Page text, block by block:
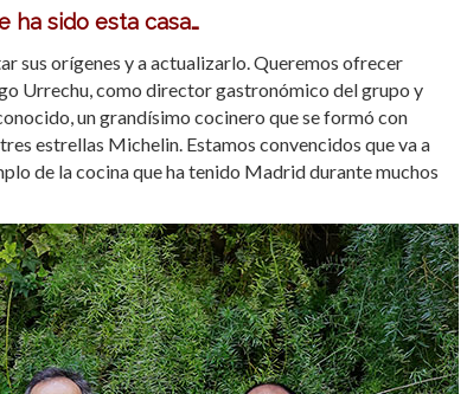
ha sido esta casa…
sus orígenes y a actualizarlo. Queremos ofrecer
Urrechu, como director gastronómico del grupo y
un grandísimo cocinero que se formó con
estrellas Michelin. Estamos convencidos que va a
de la cocina que ha tenido Madrid durante muchos